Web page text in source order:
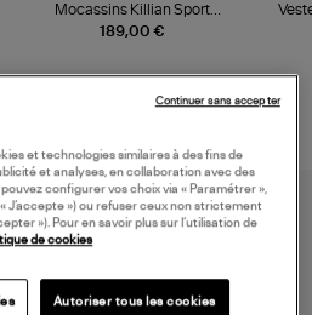
189,00 €
Mocassins Killian Sport
Mousse
et technologies similaires à des fins de
et analyses, en collaboration avec des
configurer vos choix via « Paramétrer »,
J’accepte ») ou refuser ceux non strictement
»). Pour en savoir plus sur l’utilisation de
de cookies
Autoriser tous les cookies
Continuer sans accepter